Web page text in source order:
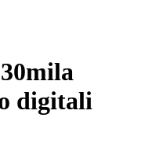
digitali